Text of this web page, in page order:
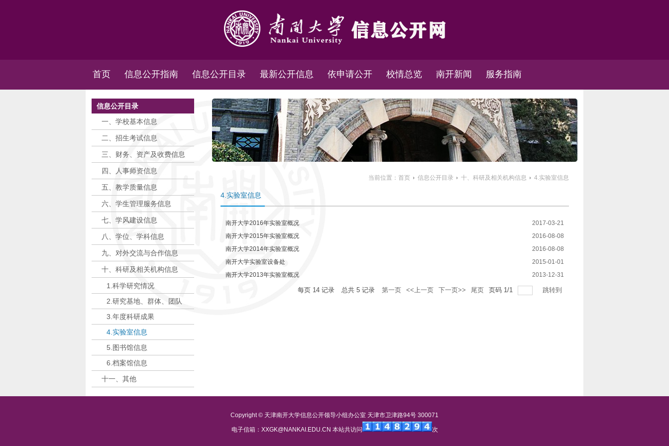
首页 信息公开指南 信息公开目录 最新公开信息 依申请公开 校情总览 南开新闻 服务指南
信息公开目录
一、学校基本信息
二、招生考试信息
三、财务、资产及收费信息
四、人事师资信息
五、教学质量信息
六、学生管理服务信息
七、学风建设信息
八、学位、学科信息
九、对外交流与合作信息
十、科研及相关机构信息
1.科学研究情况
2.研究基地、群体、团队
3.年度科研成果
4.实验室信息
5.图书馆信息
6.档案馆信息
十一、其他
当前位置： 首页 信息公开目录 十、科研及相关机构信息 4.实验室信息
4.实验室信息
南开大学2016年实验室概况
2017-03-21
南开大学2015年实验室概况
2016-08-08
南开大学2014年实验室概况
2016-08-08
南开大学实验室设备处
2015-01-01
南开大学2013年实验室概况
2013-12-31
每页 14 记录 总共 5 记录 第一页 <<上一页 下一页>> 尾页 页码 1/1 跳转到
Copyright © 天津南开大学信息公开领导小组办公室 天津市卫津路94号 300071
电子信箱：XXGK@NANKAI.EDU.CN 本站共访问 次